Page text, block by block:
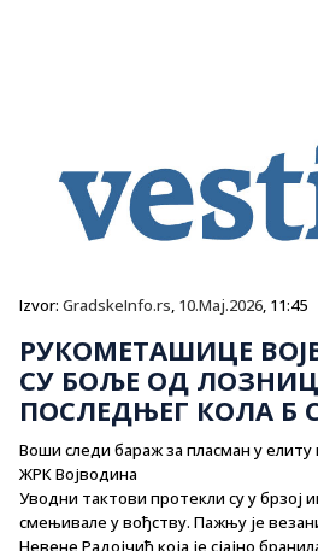
Izvor: GradskeInfo.rs, 10.Maj.2026, 11:45
РУКОМЕТАШИЦЕ
СУ БОЉЕ ОД
ПОСЛЕДЊЕГ КОЛА Б
Воши следи бараж за пласман у елиту
ЖРК Војводина
Уводни тактови протекли су у брзој
смењивале у вођству. Пажњу је
Невене Радојчић која је сјајно